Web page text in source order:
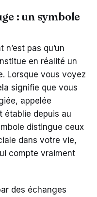
: un symbole
n’est pas qu’un
en réalité un
Lorsque vous voyez
signifie que vous
appelée
établie depuis au
distingue ceux
dans votre vie,
compte vraiment
des échanges